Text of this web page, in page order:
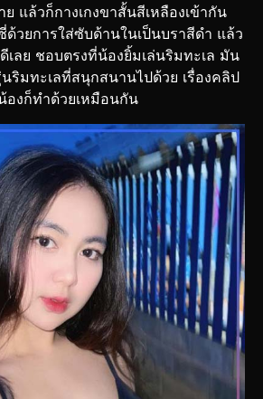
ย แล้วก็กางเกงขาสั้นสีเหลืองเข้ากัน
ด้วยการใส่ซับด้านในเป็นบราสีดำ แล้ว
เลย ชอบตรงที่น้องยิ้มเล่นริมทะเล มัน
ริมทะเลที่สนุกสนานไปด้วย เรื่องคลิป
องก็ทำด้วยเหมือนกัน